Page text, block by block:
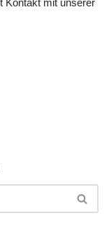
Kontakt mit unserer